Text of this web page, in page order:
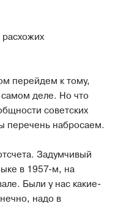
перейдем к тому,
самом деле. Но что
советских
перечень набросаем.
Задумчивый
в 1957-м, на
Были у нас какие-
надо в